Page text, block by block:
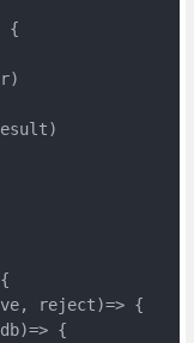
{
reject)=> {
{